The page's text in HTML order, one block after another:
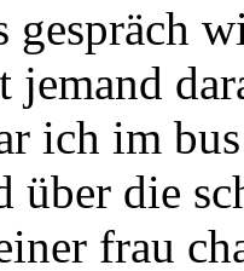
gespräch
jemand
ich im
über die
frau